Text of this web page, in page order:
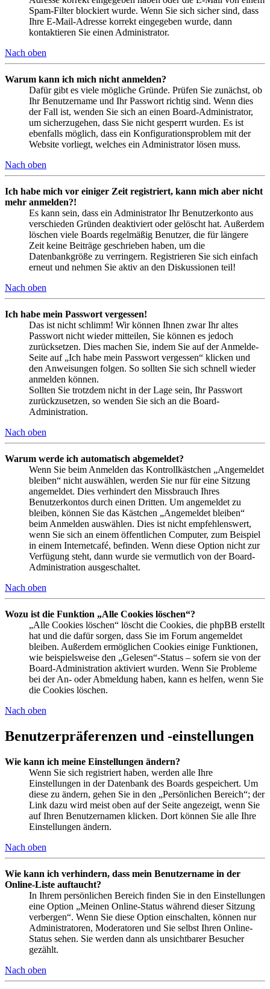
Spam-Filter blockiert wurde. Wenn Sie sich sicher sind, dass
Ihre E-Mail-Adresse korrekt eingegeben wurde, dann
kontaktieren Sie einen Administrator.
Nach oben
Warum kann ich mich nicht anmelden?
Dafür gibt es viele mögliche Gründe. Prüfen Sie zunächst, ob
Ihr Benutzername und Ihr Passwort richtig sind. Wenn dies
der Fall ist, wenden Sie sich an einen Board-Administrator,
um sicherzugehen, dass Sie nicht gesperrt wurden. Es ist
ebenfalls möglich, dass ein Konfigurationsproblem mit der
Website vorliegt, welches ein Administrator lösen muss.
Nach oben
Ich habe mich vor einiger Zeit registriert, kann mich aber nicht
mehr anmelden?!
Es kann sein, dass ein Administrator Ihr Benutzerkonto aus
verschieden Gründen deaktiviert oder gelöscht hat. Außerdem
löschen viele Boards regelmäßig Benutzer, die für längere
Zeit keine Beiträge geschrieben haben, um die
Datenbankgröße zu verringern. Registrieren Sie sich einfach
erneut und nehmen Sie aktiv an den Diskussionen teil!
Nach oben
Ich habe mein Passwort vergessen!
Das ist nicht schlimm! Wir können Ihnen zwar Ihr altes
Passwort nicht wieder mitteilen, Sie können es jedoch
zurücksetzen. Dies machen Sie, indem Sie auf der Anmelde-
Seite auf „Ich habe mein Passwort vergessen“ klicken und
den Anweisungen folgen. So sollten Sie sich schnell wieder
anmelden können.
Sollten Sie trotzdem nicht in der Lage sein, Ihr Passwort
zurückzusetzen, so wenden Sie sich an die Board-
Administration.
Nach oben
Warum werde ich automatisch abgemeldet?
Wenn Sie beim Anmelden das Kontrollkästchen „Angemeldet
bleiben“ nicht auswählen, werden Sie nur für eine Sitzung
angemeldet. Dies verhindert den Missbrauch Ihres
Benutzerkontos durch einen Dritten. Um angemeldet zu
bleiben, können Sie das Kästchen „Angemeldet bleiben“
beim Anmelden auswählen. Dies ist nicht empfehlenswert,
wenn Sie sich an einem öffentlichen Computer, zum Beispiel
in einem Internetcafé, befinden. Wenn diese Option nicht zur
Verfügung steht, dann wurde sie vermutlich von der Board-
Administration ausgeschaltet.
Nach oben
Wozu ist die Funktion „Alle Cookies löschen“?
„Alle Cookies löschen“ löscht die Cookies, die phpBB erstellt
hat und die dafür sorgen, dass Sie im Forum angemeldet
bleiben. Außerdem ermöglichen Cookies einige Funktionen,
wie beispielsweise den „Gelesen“-Status – sofern sie von der
Board-Administration aktiviert wurden. Wenn Sie Probleme
bei der An- oder Abmeldung haben, kann es helfen, wenn Sie
die Cookies löschen.
Nach oben
Benutzerpräferenzen und -einstellungen
Wie kann ich meine Einstellungen ändern?
Wenn Sie sich registriert haben, werden alle Ihre
Einstellungen in der Datenbank des Boards gespeichert. Um
diese zu ändern, gehen Sie in den „Persönlichen Bereich“; der
Link dazu wird meist oben auf der Seite angezeigt, wenn Sie
auf Ihren Benutzernamen klicken. Dort können Sie alle Ihre
Einstellungen ändern.
Nach oben
Wie kann ich verhindern, dass mein Benutzername in der
Online-Liste auftaucht?
In Ihrem persönlichen Bereich finden Sie in den Einstellungen
eine Option „Meinen Online-Status während dieser Sitzung
verbergen“. Wenn Sie diese Option einschalten, können nur
Administratoren, Moderatoren und Sie selbst Ihren Online-
Status sehen. Sie werden dann als unsichtbarer Besucher
gezählt.
Nach oben